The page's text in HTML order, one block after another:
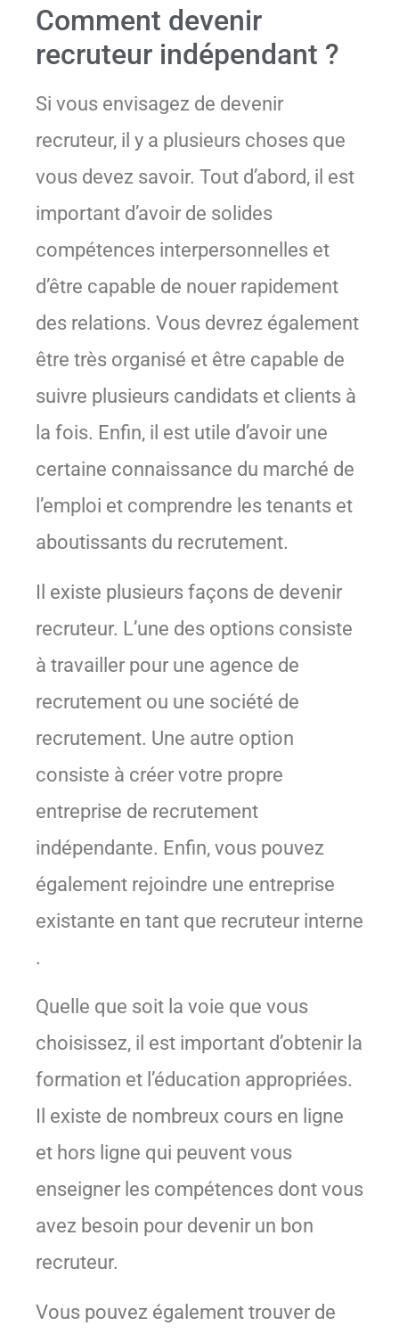
Comment devenir
recruteur indépendant ?
Si vous envisagez de devenir
recruteur, il y a plusieurs choses que
vous devez savoir. Tout d’abord, il est
important d’avoir de solides
compétences interpersonnelles et
d’être capable de nouer rapidement
des relations. Vous devrez également
être très organisé et être capable de
suivre plusieurs candidats et clients à
la fois. Enfin, il est utile d’avoir une
certaine connaissance du marché de
l’emploi et comprendre les tenants et
aboutissants du recrutement.
Il existe plusieurs façons de devenir
recruteur. L’une des options consiste
à travailler pour une agence de
recrutement ou une société de
recrutement. Une autre option
consiste à créer votre propre
entreprise de recrutement
indépendante. Enfin, vous pouvez
également rejoindre une entreprise
existante en tant que recruteur interne
.
Quelle que soit la voie que vous
choisissez, il est important d’obtenir la
formation et l’éducation appropriées.
Il existe de nombreux cours en ligne
et hors ligne qui peuvent vous
enseigner les compétences dont vous
avez besoin pour devenir un bon
recruteur.
Vous pouvez également trouver de